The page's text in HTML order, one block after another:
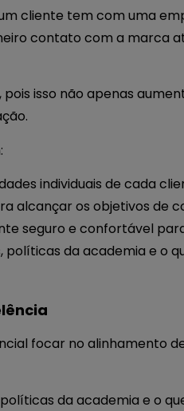
cliente tem com uma
contato com a marca
isso não apenas
individuais de cada
alcançar os objetivos de
seguro e confortável
da academia e o
focar no alinhamento
da academia e o